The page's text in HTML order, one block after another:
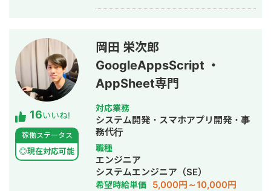
16いいね!
稼働ステータス
◎現在対応可能
岡田 栄次郎
GoogleAppsScript ・
AppSheet専門
対応業務
システム開発・スマホアプリ開発・事
務代行
職種
エンジニア
システムエンジニア（SE）
希望時給単価 5,000円～10,000円